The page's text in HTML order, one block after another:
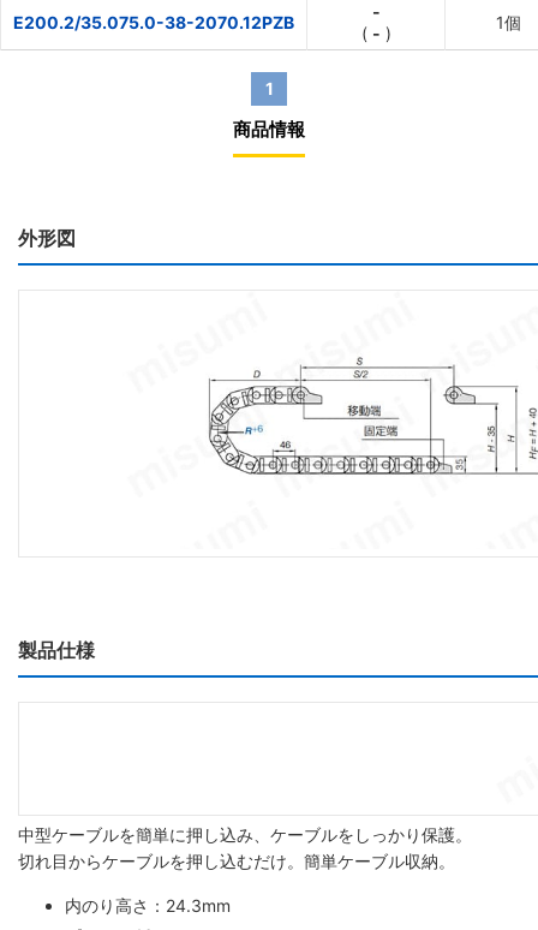
E200.2/35.075.0-38-2070.12PZB
-
( - )
1個
1
商品情報
外形図
製品仕様
中型ケーブルを簡単に押し込み、ケーブルをしっかり保護。
切れ目からケーブルを押し込むだけ。簡単ケーブル収納。
内のり高さ：24.3mm